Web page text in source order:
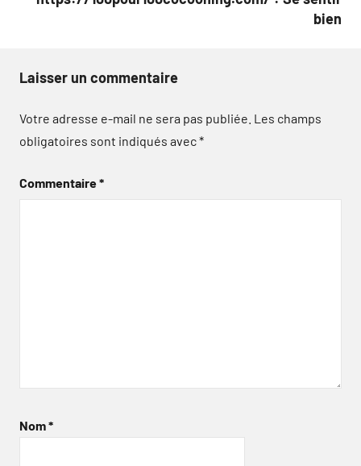
bien
Laisser un commentaire
Votre adresse e-mail ne sera pas publiée. Les champs
obligatoires sont indiqués avec*
Commentaire*
Nom*